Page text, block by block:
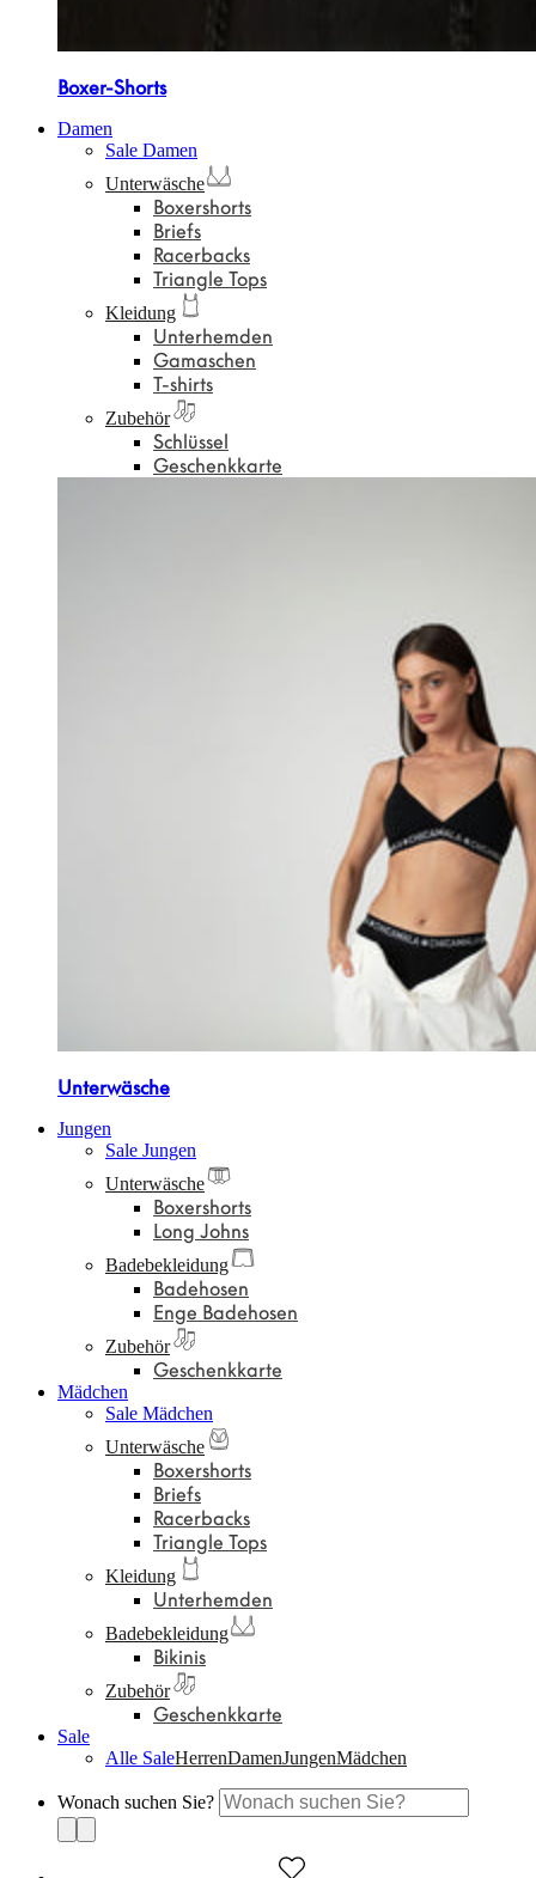
Boxer-Shorts
Damen
Sale Damen
Unterwäsche
Boxershorts
Briefs
Racerbacks
Triangle Tops
Kleidung
Unterhemden
Gamaschen
T-shirts
Zubehör
Schlüssel
Geschenkkarte
Unterwäsche
Jungen
Sale Jungen
Unterwäsche
Boxershorts
Long Johns
Badebekleidung
Badehosen
Enge Badehosen
Zubehör
Geschenkkarte
Mädchen
Sale Mädchen
Unterwäsche
Boxershorts
Briefs
Racerbacks
Triangle Tops
Kleidung
Unterhemden
Badebekleidung
Bikinis
Zubehör
Geschenkkarte
Sale
Alle SaleHerrenDamenJungenMädchen
Wonach suchen Sie?